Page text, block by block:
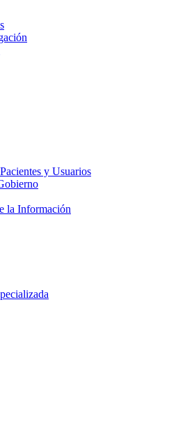
y Usuarios
la Información